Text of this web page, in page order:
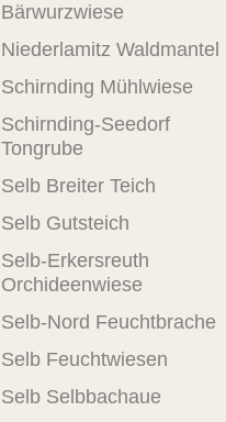
Bärwurzwiese
Niederlamitz Waldmantel
Schirnding Mühlwiese
Schirnding-Seedorf
Tongrube
Selb Breiter Teich
Selb Gutsteich
Selb-Erkersreuth
Orchideenwiese
Selb-Nord Feuchtbrache
Selb Feuchtwiesen
Selb Selbbachaue